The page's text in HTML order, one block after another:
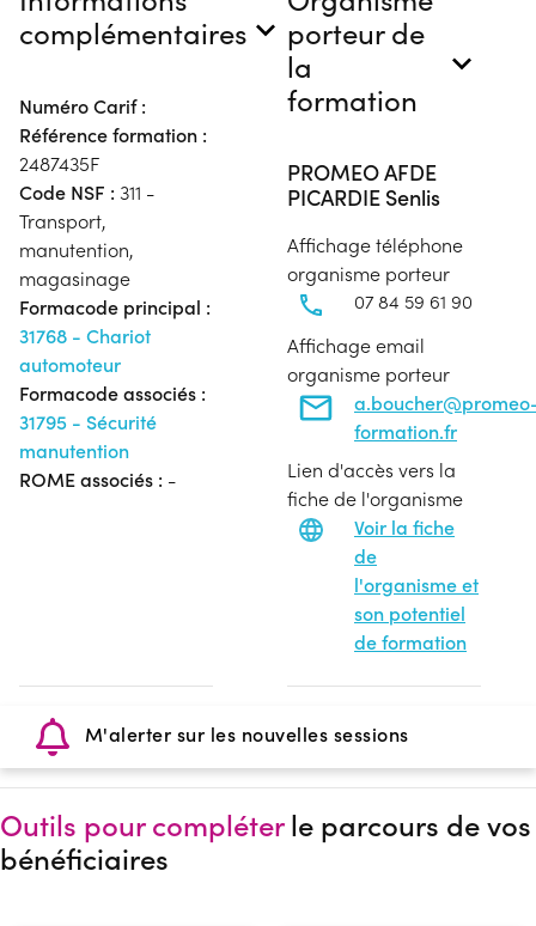
complémentaires
Numéro Carif :
Référence formation :
2487435F
Code NSF : 311 -
Transport,
manutention,
magasinage
Formacode principal :
31768 - Chariot
automoteur
Formacode associés :
31795 - Sécurité
manutention
ROME associés : -
porteur de
la
formation
PROMEO AFDE
PICARDIE Senlis
Affichage téléphone
organisme porteur
07 84 59 61 90
Affichage email
organisme porteur
formation.fr
Lien d'accès vers la
fiche de l'organisme
Voir la fiche
de
l'organisme et
son potentiel
de formation
M'alerter sur les nouvelles sessions
Outils pour compléterle parcours de vos
bénéficiaires